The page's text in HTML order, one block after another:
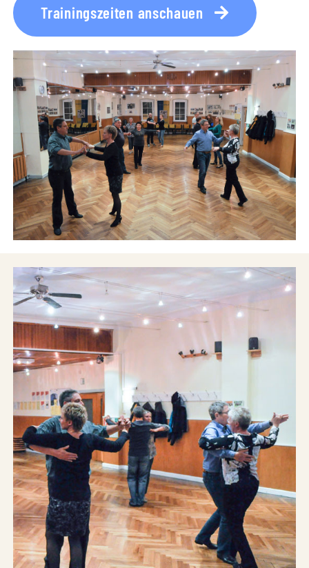
Trainingszeiten anschauen